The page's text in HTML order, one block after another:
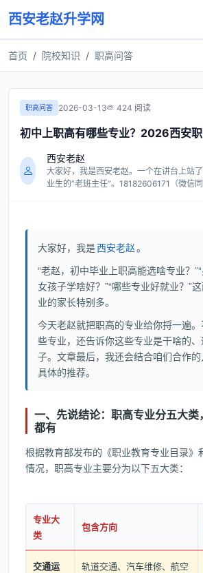
西安老赵升学网
首页 院校知识 职高问答
职高问答 2026-03-13 424 阅读
初中上职高有哪些专业？2026西安
西安老赵
大家好，我是西安老赵。一个在讲台上站
业生的“老班主任”。18182606171（微信同
大家好，我是西安老赵。
“老赵，初中毕业上职高能选啥专业？
女孩子学啥好？”“哪些专业好就业？”
业的家长特别多。
今天老赵就把职高的专业给你捋一遍
些专业，还告诉你这些专业是干啥的
子。文章最后，我还会结合咱们合作
具体的推荐。
一、先说结论：职高专业分五大
都有
根据教育部发布的《职业教育专业目录》
情况，职高专业主要分为以下五大类：
专业大
类
包含方向
交通运
轨道交通、汽车维修、航空